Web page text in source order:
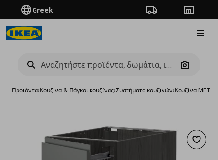
Greek Πορεία παραγγελίας
Camera
Προϊόντα›Κουζίνα & Πάγκοι κουζίνας›Συστήματα κουζινών›Κουζίνα